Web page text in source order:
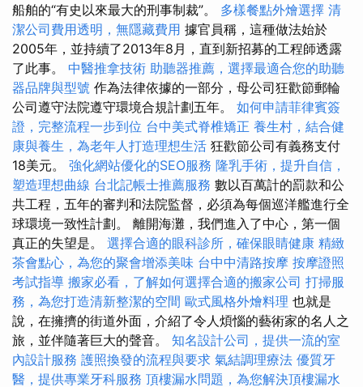
船舶的“有史以來最大的刑事制裁”。 多樣餐點外燴選擇 清
潔公司費用透明，無隱藏費用 據官員稱，這種做法始於
2005年，並持續了2013年8月，直到新招募的工程師透露
了此事。 中醫推拿技術 助聽器推薦，選擇最適合您的助聽
器品牌與型號 作為法律依據的一部分，母公司狂歡節郵輪​​
公司遵守法院遵守環境合規計劃五年。 如何申請菲律賓簽
證，完整流程一步到位 台中美式脊椎矯正 養生村，結合健
康與養生，為老年人打造理想生活 狂歡節公司有義務支付
18美元。 強化網站優化的SEO服務 隆乳手術，提升自信，
塑造理想曲線 台北記帳士推薦服務 數以百萬計的罰款和公
共工程，五年的審判和法院監督，必須為每個巡洋艦進行全
球環境一致性計劃。 離開海灘，我們進入了中心，第一個
真正的失望是。 選擇合適的眼科診所，確保眼睛健康 精緻
茶會點心，為您的聚會增添美味 台中中清路按摩 按摩證照
考試指導 搬家必看，了解如何選擇合適的搬家公司 打掃服
務，為您打造清新整潔的空間 歐式風格外燴料理 也就是
說，在擁擠的街道外面，介紹了令人煩惱的藝術家的名人之
旅，並伴隨著巨大的聲音。 知名設計公司，提供一流的室
內設計服務 護照換發的流程與要求 氣結調理療法 優質牙
醫，提供專業牙科服務 頂樓漏水問題，為您解決頂樓漏水